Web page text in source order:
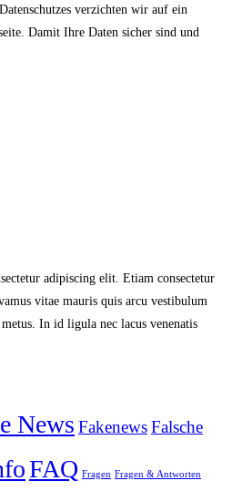
verzichten wir auf ein
Damit Ihre Daten sicher sind und
adipiscing elit. Etiam consectetur
vitae mauris quis arcu vestibulum
In id ligula nec lacus venenatis
News FakenewsFalsche
FAQ Fragen Fragen & Antworten